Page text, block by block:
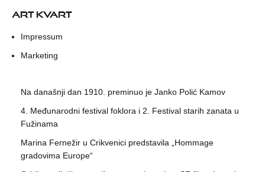
ART KVART
Impressum
Marketing
Na današnji dan 1910. preminuo je Janko Polić Kamov
4. Međunarodni festival foklora i 2. Festival starih zanata u
Fužinama
Marina Fernežir u Crikvenici predstavila „Hommage
gradovima Europe“